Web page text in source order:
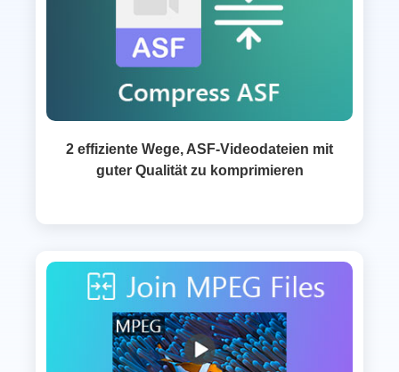
2 effiziente Wege, ASF-Videodateien mit
guter Qualität zu komprimieren